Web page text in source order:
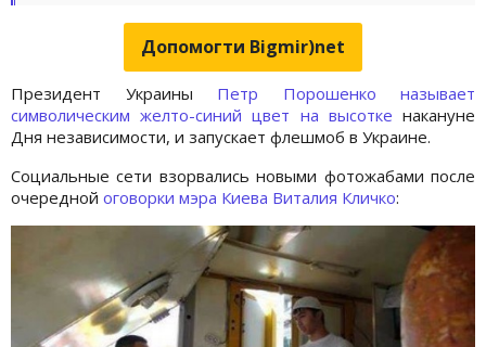
Допомогти Bigmir)net
Президент Украины Петр Порошенко называет
символическим желто-синий цвет на высотке накануне
Дня независимости, и запускает флешмоб в Украине.
Социальные сети взорвались новыми фотожабами после
очередной оговорки мэра Киева Виталия Кличко: